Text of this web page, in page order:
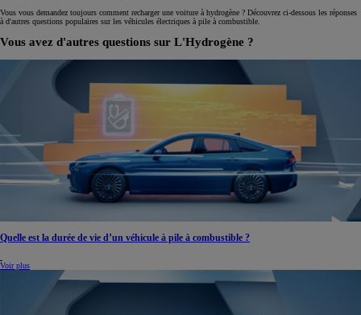
Vous vous demandez toujours comment recharger une voiture à hydrogène ? Découvrez ci-dessous les réponses
à d'autres questions populaires sur les véhicules électriques à pile à combustible.
Vous avez d'autres questions sur L'Hydrogène ?
Quelle est la durée de vie d’un véhicule à pile à combustible ?
Voir plus